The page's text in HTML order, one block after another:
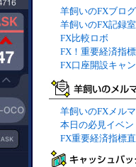
羊飼いのFXブログ
羊飼いのFX記録室
FX比較ロボ
FX！重要経済指
FX口座開設キャ
羊飼いのFXメル
本日の必見イベ
FX重要経済指標